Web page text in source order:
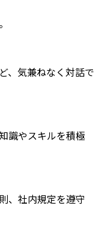
、気兼ねなく対話で
識やスキルを積極
、社内規定を遵守